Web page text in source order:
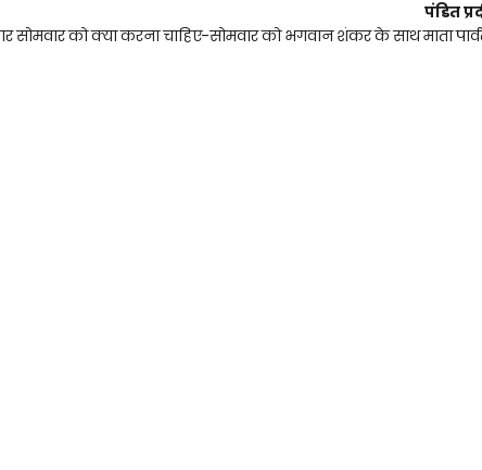
पंडित
सोमवार को क्या करना चाहिए-सोमवार को भगवान शंकर के साथ माता